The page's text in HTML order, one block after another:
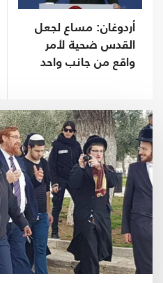
أردوغان: مساع لجعل
القدس ضحية لأمر
واقع من جانب واحد